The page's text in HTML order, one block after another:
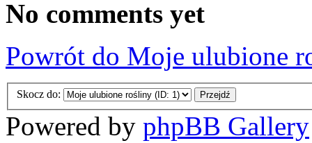
No comments yet
Powrót do Moje ulubione
Skocz do:
Powered by phpBB Gallery